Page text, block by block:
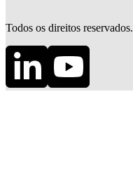
Todos os direitos reservados.